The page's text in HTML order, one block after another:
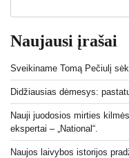
Naujausi įrašai
Sveikiname Tomą Pečiulį
Didžiausias dėmesys:
Nauji juodosios mirties
ekspertai – „National“.
Naujos laivybos istorijos